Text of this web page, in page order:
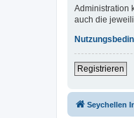
Administration
auch die
Registrieren
Seychellen